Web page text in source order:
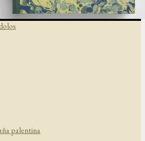
palentina